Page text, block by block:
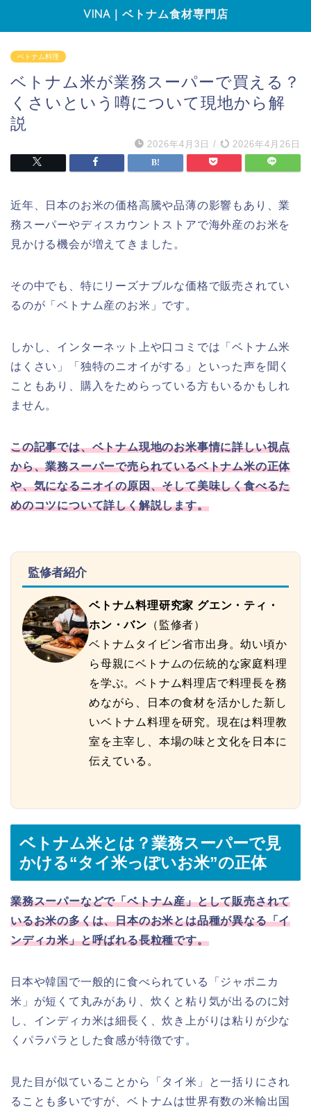
VINA｜ベトナム食材専門店
ベトナム料理
ベトナム米が業務スーパーで買える？
くさいという噂について現地から解
説
2026年4月3日 / 2026年4月26日
近年、日本のお米の価格高騰や品薄の影響もあり、業
務スーパーやディスカウントストアで海外産のお米を
見かける機会が増えてきました。
その中でも、特にリーズナブルな価格で販売されてい
るのが「ベトナム産のお米」です。
しかし、インターネット上や口コミでは「ベトナム米
はくさい」「独特のニオイがする」といった声を聞く
こともあり、購入をためらっている方もいるかもしれ
ません。
この記事では、ベトナム現地のお米事情に詳しい視点
から、業務スーパーで売られているベトナム米の正体
や、気になるニオイの原因、そして美味しく食べるた
めのコツについて詳しく解説します。
監修者紹介
ベトナム料理研究家 グエン・ティ・
ホン・バン （監修者）
ベトナムタイビン省市出身。幼い頃か
ら母親にベトナムの伝統的な家庭料理
を学ぶ。ベトナム料理店で料理長を務
めながら、日本の食材を活かした新し
いベトナム料理を研究。現在は料理教
室を主宰し、本場の味と文化を日本に
伝えている。
ベトナム米とは？業務スーパーで見
かける“タイ米っぽいお米”の正体
業務スーパーなどで「ベトナム産」として販売されて
いるお米の多くは、日本のお米とは品種が異なる「イ
ンディカ米」と呼ばれる長粒種です。
日本や韓国で一般的に食べられている「ジャポニカ
米」が短くて丸みがあり、炊くと粘り気が出るのに対
し、インディカ米は細長く、炊き上がりは粘りが少な
くパラパラとした食感が特徴です。
見た目が似ていることから「タイ米」と一括りにされ
ることも多いですが、ベトナムは世界有数の米輸出国